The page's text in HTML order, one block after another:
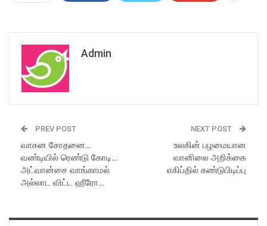
Admin
PREV POST
வாகன சோதனை…
வண்டியில் ரெண்டு கோடி…
அட்வான்சை வாங்காமல்
அல்லாட விட்ட ஹீரோ…
NEXT POST
உலகின் பழமையான
வானிலை அறிக்கை
எகிப்தில் கண்டுபிடிப்பு